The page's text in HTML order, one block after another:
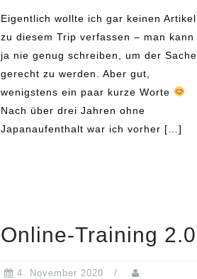
Eigentlich wollte ich gar keinen Artikel
zu diesem Trip verfassen – man kann
ja nie genug schreiben, um der Sache
gerecht zu werden. Aber gut,
wenigstens ein paar kurze Worte
Nach über drei Jahren ohne
Japanaufenthalt war ich vorher […]
Online-Training 2.0
4. November 2020